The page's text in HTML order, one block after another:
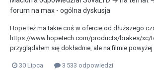
forum na max - ogólna dyskusja
Hope też ma takie coś w ofercie od dłuższego
https://www.hopetech.com/products/brakes/xc/
przyglądałem się dokładnie, ale na filmie powyżej
30 Lipca 3 533 odpowiedzi